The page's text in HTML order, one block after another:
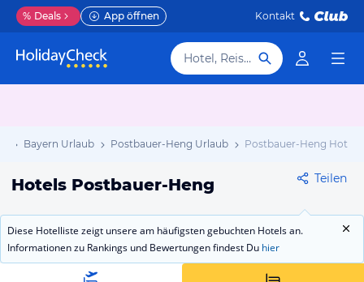
% Deals App öffnen Kontakt
Hotel, Reiseziel
Bayern Urlaub Postbauer-Heng Urlaub Postbauer-Heng Hotels
Hotels Postbauer-Heng Teilen
Diese Hotelliste zeigt unsere am häufigsten gebuchten Hotels an.
Informationen zu Rankings und Bewertungen findest Du hier